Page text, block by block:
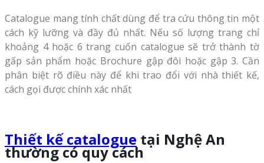
Catalogue mang tính chất dùng để tra cứu thông tin một
cách kỹ lưỡng và đầy đủ nhất. Nếu số lượng trang chỉ
khoảng 4 hoặc 6 trang cuốn catalogue sẽ trở thành tờ
gấp sản phẩm hoặc Brochure gập đôi hoặc gập 3. Cần
phân biệt rõ điều này để khi trao đổi với nhà thiết kế,
cách gọi được chính xác nhất
Thiết kế catalogue tại Nghệ An
thường có quy cách